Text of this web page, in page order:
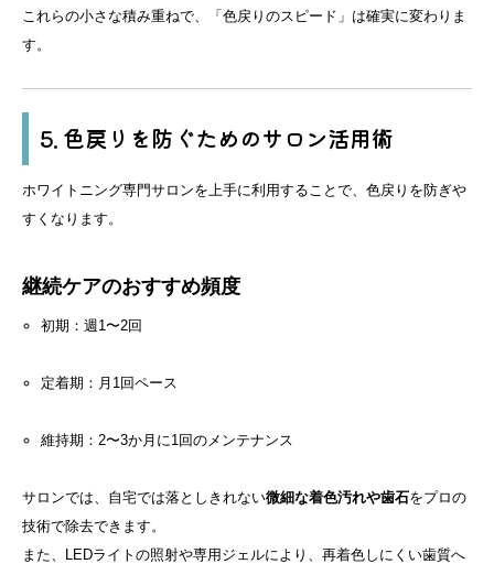
これらの小さな積み重ねで、「色戻りのスピード」は確実に変わりま
す。
5. 色戻りを防ぐためのサロン活用術
ホワイトニング専門サロンを上手に利用することで、色戻りを防ぎや
すくなります。
継続ケアのおすすめ頻度
初期：週1〜2回
定着期：月1回ペース
維持期：2〜3か月に1回のメンテナンス
サロンでは、自宅では落としきれない微細な着色汚れや歯石をプロの
技術で除去できます。
また、LEDライトの照射や専用ジェルにより、再着色しにくい歯質へ